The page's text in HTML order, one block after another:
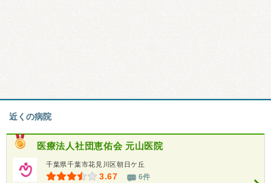
近くの病院
医療法人社団恵佑会 元山医院
千葉県千葉市花見川区朝日ケ丘
3.67 6件